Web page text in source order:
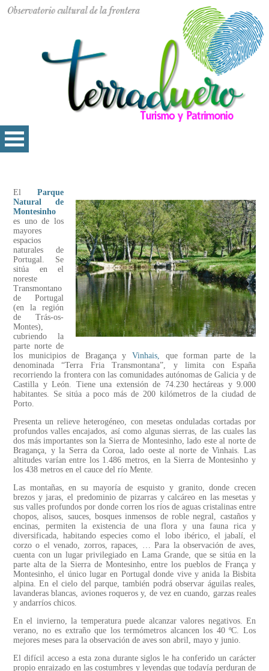
El Parque
Natural de
Montesinho
es uno de los
mayores
espacios
naturales de
Portugal. Se
sitúa en el
noreste
Transmontano
de Portugal
(en la región
de Trás-os-
Montes),
cubriendo la
parte norte de
los municipios de Bragança y Vinhais, que forman parte de la
denominada “Terra Fria Transmontana”, y limita con España
recorriendo la frontera con las comunidades autónomas de Galicia y de
Castilla y León. Tiene una extensión de 74.230 hectáreas y 9.000
habitantes. Se sitúa a poco más de 200 kilómetros de la ciudad de
Porto.
Presenta un relieve heterogéneo, con mesetas onduladas cortadas por
profundos valles encajados, así como algunas sierras, de las cuales las
dos más importantes son la Sierra de Montesinho, lado este al norte de
Bragança, y la Serra da Coroa, lado oeste al norte de Vinhais. Las
altitudes varían entre los 1.486 metros, en la Sierra de Montesinho y
los 438 metros en el cauce del río Mente.
Las montañas, en su mayoría de esquisto y granito, donde crecen
brezos y jaras, el predominio de pizarras y calcáreo en las mesetas y
sus valles profundos por donde corren los ríos de aguas cristalinas entre
chopos, alisos, sauces, bosques inmensos de roble negral, castaños y
encinas, permiten la existencia de una flora y una fauna rica y
diversificada, habitando especies como el lobo ibérico, el jabalí, el
corzo o el venado, zorros, rapaces, … Para la observación de aves,
cuenta con un lugar privilegiado en Lama Grande, que se sitúa en la
parte alta de la Sierra de Montesinho, entre los pueblos de França y
Montesinho, el único lugar en Portugal donde vive y anida la Bisbita
alpina. En el cielo del parque, también podrá observar águilas reales,
lavanderas blancas, aviones roqueros y, de vez en cuando, garzas reales
y andarríos chicos.
En el invierno, la temperatura puede alcanzar valores negativos. En
verano, no es extraño que los termómetros alcancen los 40 ºC. Los
mejores meses para la observación de aves son abril, mayo y junio.
El difícil acceso a esta zona durante siglos le ha conferido un carácter
propio enraizado en las costumbres y leyendas que todavía perduran de